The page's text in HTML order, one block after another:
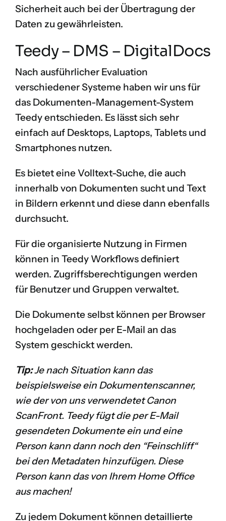
Sicherheit auch bei der Übertragung der
Daten zu gewährleisten.
Teedy – DMS – DigitalDocs
Nach ausführlicher Evaluation
verschiedener Systeme haben wir uns für
das Dokumenten-Management-System
Teedyentschieden. Es lässt sich sehr
einfach auf Desktops, Laptops, Tablets und
Smartphones nutzen.
Es bietet eine Volltext-Suche, die auch
innerhalb von Dokumenten sucht und Text
in Bildern erkennt und diese dann ebenfalls
durchsucht.
Für die organisierte Nutzung in Firmen
können in Teedy Workflows definiert
werden. Zugriffsberechtigungen werden
für Benutzer und Gruppen verwaltet.
Die Dokumente selbst können per Browser
hochgeladen oder per E-Mail an das
System geschickt werden.
Tip:Je nach Situation kann das
beispielsweise ein Dokumentenscanner,
wie der von uns verwendetetCanon
ScanFront. Teedy fügt die per E-Mail
gesendeten Dokumente ein und eine
Person kann dann noch den “Feinschliff“
bei den Metadaten hinzufügen. Diese
Person kann das von Ihrem Home Office
aus machen!
Zu jedem Dokument können detaillierte